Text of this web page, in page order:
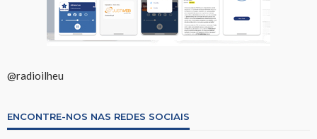
@radioilheu
ENCONTRE-NOS NAS REDES SOCIAIS